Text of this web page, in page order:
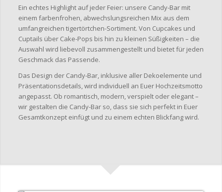
Ein echtes Highlight auf jeder Feier: unsere Candy-Bar mit
einem farbenfrohen, abwechslungsreichen Mix aus dem
umfangreichen tigertörtchen-Sortiment. Von Cupcakes und
Cuptails über Cake-Pops bis hin zu kleinen Süßigkeiten – die
Auswahl wird liebevoll zusammengestellt und bietet für jeden
Geschmack das Passende.
Das Design der Candy-Bar, inklusive aller Dekoelemente und
Präsentationsdetails, wird individuell an Euer Hochzeitsmotto
angepasst. Ob romantisch, modern, verspielt oder elegant –
wir gestalten die Candy-Bar so, dass sie sich perfekt in Euer
Gesamtkonzept einfügt und zu einem echten Blickfang wird.